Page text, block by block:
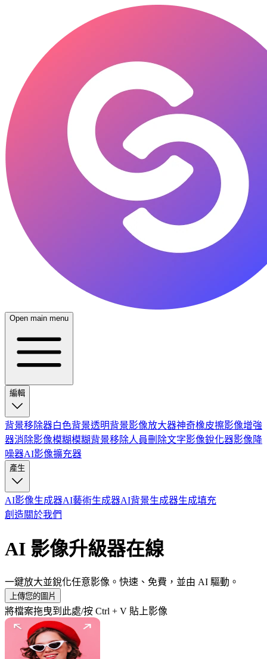
Open main menu
編輯
背景移除器白色背景透明背景影像放大器神奇橡皮擦影像增強
器消除影像模糊模糊背景移除人員刪除文字影像銳化器影像降
噪器AI影像擴充器
產生
AI影像生成器AI藝術生成器AI背景生成器生成填充
創造關於我們
AI 影像升級器在線
一鍵放大並銳化任意影像。快速、免費，並由 AI 驅動。
上傳您的圖片
將檔案拖曳到此處/按 Ctrl + V 貼上影像